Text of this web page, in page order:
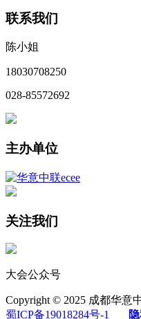
联系我们
陈小姐
18030708250
028-85572692
主办单位
关注我们
大会公众号
Copyright © 2025 成都华意
蜀ICP备19018284号-1